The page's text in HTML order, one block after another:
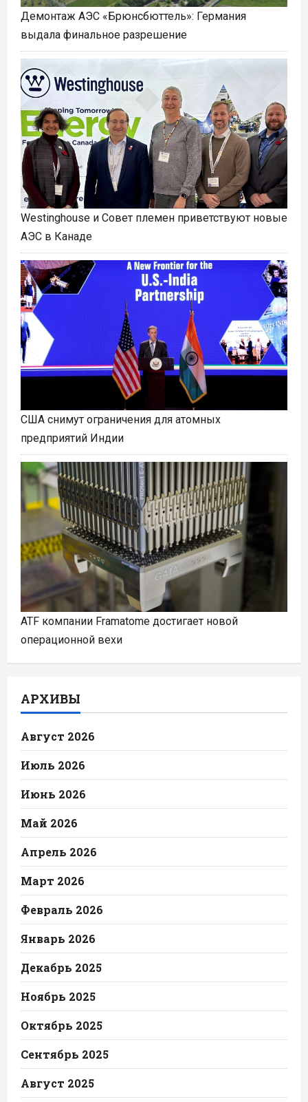
Демонтаж АЭС «Брюнсбюттель»: Германия
выдала финальное разрешение
Westinghouse и Совет племен приветствуют новые
АЭС в Канаде
США снимут ограничения для атомных
предприятий Индии
ATF компании Framatome достигает новой
операционной вехи
АРХИВЫ
Август 2026
Июль 2026
Июнь 2026
Май 2026
Апрель 2026
Март 2026
Февраль 2026
Январь 2026
Декабрь 2025
Ноябрь 2025
Октябрь 2025
Сентябрь 2025
Август 2025